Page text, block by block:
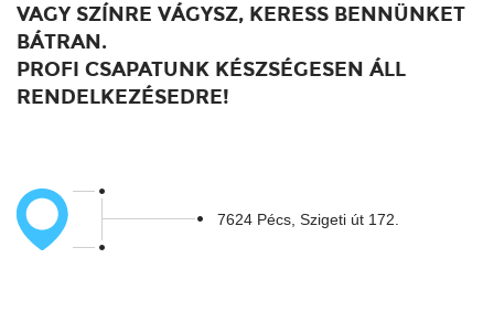
VAGY SZÍNRE VÁGYSZ, KERESS BENNÜNKET
BÁTRAN.
PROFI CSAPATUNK KÉSZSÉGESEN ÁLL
RENDELKEZÉSEDRE!
7624 Pécs, Szigeti út 172.